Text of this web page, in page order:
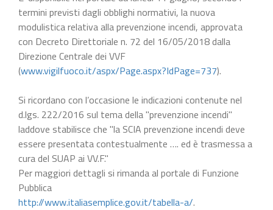
termini previsti dagli obblighi normativi, la nuova
modulistica relativa alla prevenzione incendi, approvata
con Decreto Direttoriale n. 72 del 16/05/2018 dalla
Direzione Centrale dei VVF
(www.vigilfuoco.it/aspx/Page.aspx?IdPage=737).
Si ricordano con l’occasione le indicazioni contenute nel
d.lgs. 222/2016 sul tema della "prevenzione incendi"
laddove stabilisce che "la SCIA prevenzione incendi deve
essere presentata contestualmente …. ed è trasmessa a
cura del SUAP ai VV.F."
Per maggiori dettagli si rimanda al portale di Funzione
Pubblica
http://www.italiasemplice.gov.it/tabella-a/.